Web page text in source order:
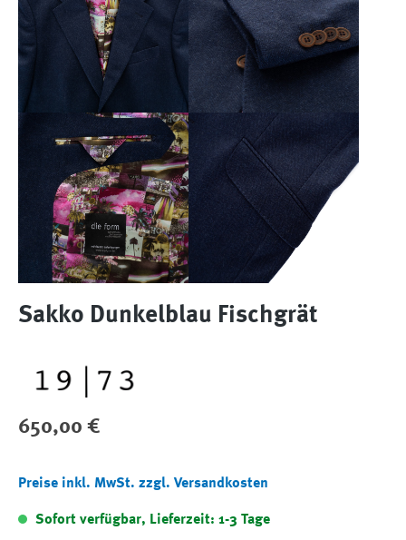
Sakko Dunkelblau Fischgrät
Regulärer Preis:
650,00 €
Preise inkl. MwSt. zzgl. Versandkosten
Sofort verfügbar, Lieferzeit: 1-3 Tage